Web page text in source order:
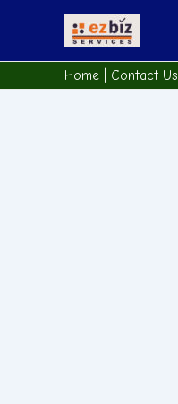
content
Home Contact Us